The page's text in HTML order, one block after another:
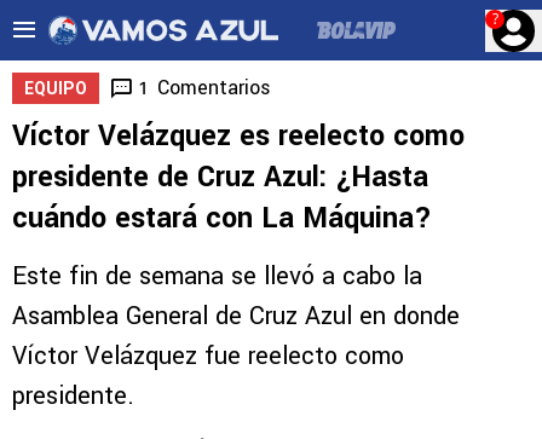
?
EQUIPO 1 Comentarios
Víctor Velázquez es reelecto como
presidente de Cruz Azul: ¿Hasta
cuándo estará con La Máquina?
Este fin de semana se llevó a cabo la
Asamblea General de Cruz Azul en donde
Víctor Velázquez fue reelecto como
presidente.